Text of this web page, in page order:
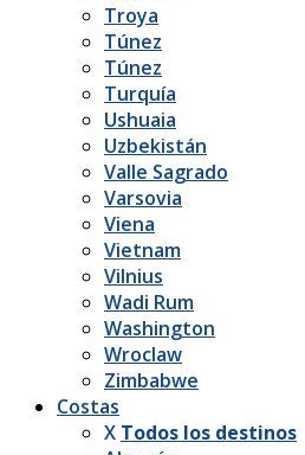
Troya
Túnez
Túnez
Turquía
Ushuaia
Uzbekistán
Valle Sagrado
Varsovia
Viena
Vietnam
Vilnius
Wadi Rum
Washington
Wroclaw
Zimbabwe
Costas
X Todos los destinos